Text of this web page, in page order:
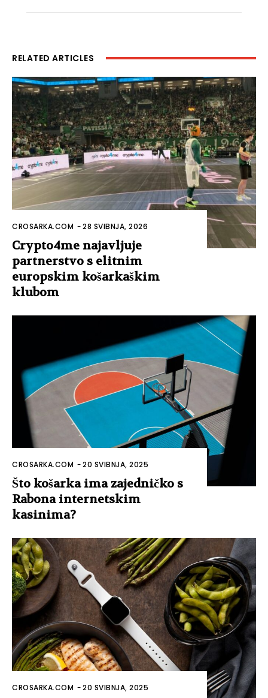
RELATED ARTICLES
CROSARKA.COM -28 SVIBNJA, 2026
Crypto4me najavljuje
partnerstvo s elitnim
europskim košarkaškim
klubom
CROSARKA.COM -20 SVIBNJA, 2025
Što košarka ima zajedničko s
Rabona internetskim
kasinima?
CROSARKA.COM -20 SVIBNJA, 2025